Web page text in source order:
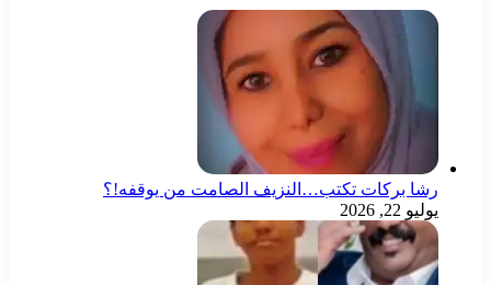
رشا بركات تكتب…النزيف الصامت من يوقفه!؟
يوليو 22, 2026